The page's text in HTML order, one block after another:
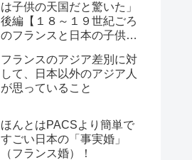
は子供の天国だと驚いた」
後編【１８～１９世紀ごろ
のフランスと日本の子供の
フランスのアジア差別に対
して、日本以外のアジア人
が思っていること
ほんとはPACSより簡単で
すごい日本の「事実婚」
（フランス婚）！